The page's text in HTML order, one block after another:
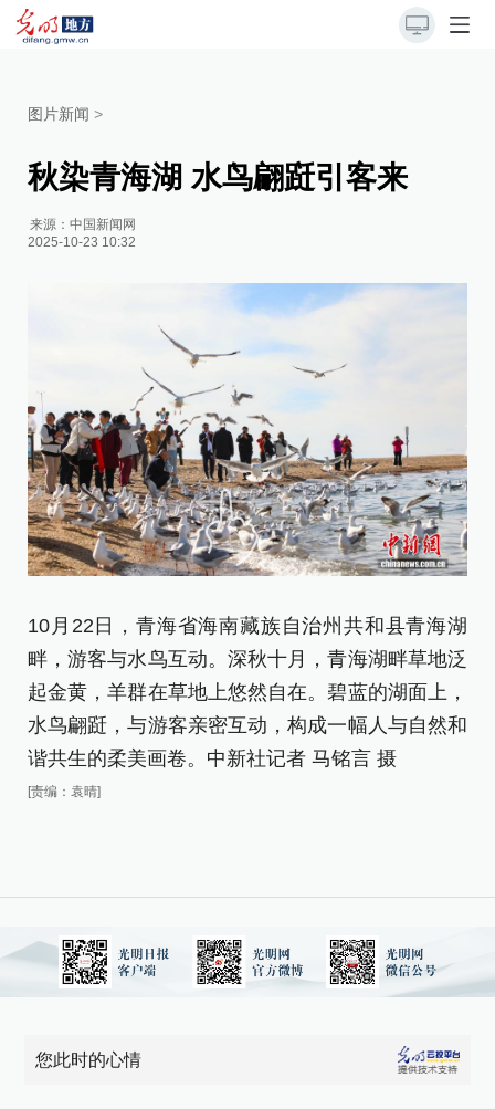
图片新闻 >
秋染青海湖 水鸟翩跹引客来
来源：中国新闻网
2025-10-23 10:32
10月22日，青海省海南藏族自治州共和县青海湖
畔，游客与水鸟互动。深秋十月，青海湖畔草地泛
起金黄，羊群在草地上悠然自在。碧蓝的湖面上，
水鸟翩跹，与游客亲密互动，构成一幅人与自然和
谐共生的柔美画卷。中新社记者 马铭言 摄
[责编：袁晴]
您此时的心情